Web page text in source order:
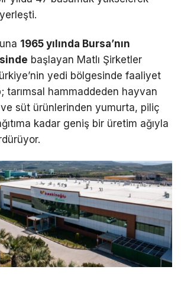
yerleşti.
1965 yılında Bursa’nın
başlayan Matlı Şirketler
yedi bölgesinde faaliyet
tarımsal hammaddeden hayvan
süt ürünlerinden yumurta, piliç
kadar geniş bir üretim ağıyla